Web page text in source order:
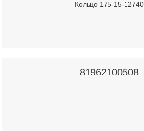
Кольцо 175-15-12740
81962100508